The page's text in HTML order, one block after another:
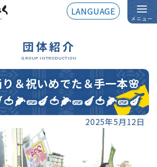
LANGUAGE
メニュー
団体紹介
GROUP INTRODUCTION
＆祝いめでた＆手一本🌸
2025年5月12日